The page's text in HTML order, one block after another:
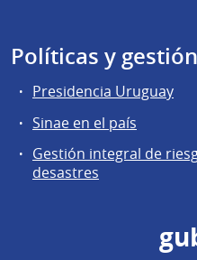
Políticas y gestión
Presidencia Uruguay
Sinae en el país
Gestión integral de
desastres